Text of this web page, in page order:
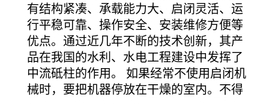
有结构紧凑、承载能力大、启闭灵活、运
行平稳可靠、操作安全、安装维修方便等
优点。通过近几年不断的技术创新，其产
品在我国的水利、水电工程建设中发挥了
中流砥柱的作用。 如果经常不使用启闭机
械时，要把机器停放在干燥的室内。不得